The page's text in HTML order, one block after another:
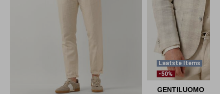
Laatste Items
-50%
GENTILUOMO